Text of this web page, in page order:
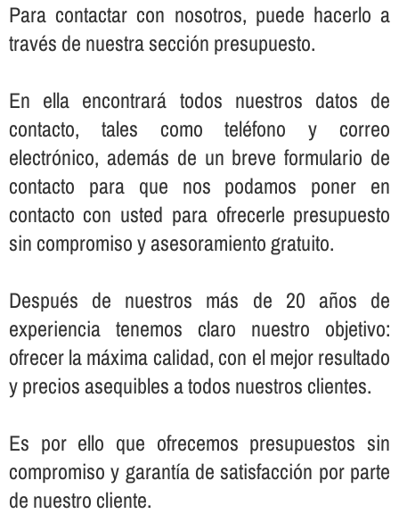
Para contactar con nosotros, puede hacerlo a
través de nuestra sección presupuesto.
En ella encontrará todos nuestros datos de
contacto, tales como teléfono y correo
electrónico, además de un breve formulario de
contacto para que nos podamos poner en
contacto con usted para ofrecerle presupuesto
sin compromiso y asesoramiento gratuito.
Después de nuestros más de 20 años de
experiencia tenemos claro nuestro objetivo:
ofrecer la máxima calidad, con el mejor resultado
y precios asequibles a todos nuestros clientes.
Es por ello que ofrecemos presupuestos sin
compromiso y garantí­a de satisfacción por parte
de nuestro cliente.